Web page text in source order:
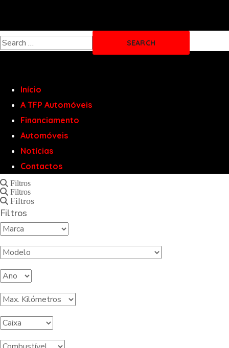
Início
A TFP Automóveis
Financiamento
Automóveis
Notícias
Contactos
Filtros
Filtros
Filtros
Filtros